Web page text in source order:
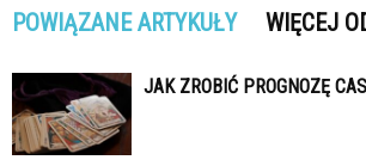
POWIĄZANE ARTYKUŁY WIĘCEJ
JAK ZROBIĆ PROGNOZĘ